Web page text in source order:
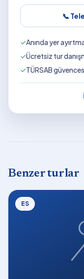
📞
✓Anında yer
✓Ücretsiz tur
✓TÜRSAB
Benzer turlar
ES